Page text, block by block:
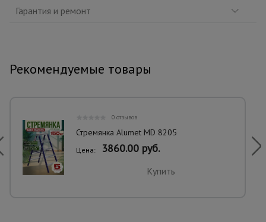
Гарантия и ремонт
Рекомендуемые товары
0 отзывов
Стремянка Alumet MD 8205
Цена: 3860.00 руб.
Купить